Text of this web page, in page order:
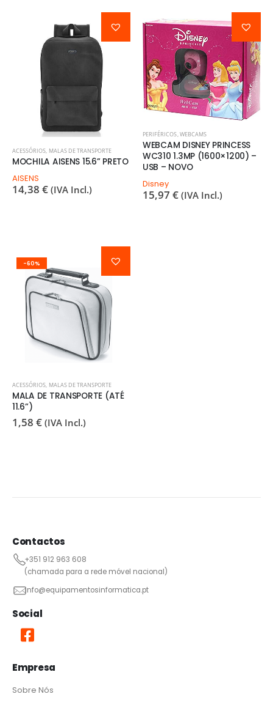
ACESSÓRIOS, MALAS DE TRANSPORTE
MOCHILA AISENS 15.6” PRETO
AISENS
14,38 € (IVA Incl.)
PERIFÉRICOS,WEBCAMS
WEBCAM DISNEY PRINCESS
WC310 1.3MP (1600×1200) –
USB – NOVO
Disney
15,97 € (IVA Incl.)
-60%
ACESSÓRIOS, MALAS DE TRANSPORTE
MALA DE TRANSPORTE (ATÉ
11.6”)
1,58 € (IVA Incl.)
Contactos
+351 912 963 608
(chamada para a rede móvel nacional)
info@equipamentosinformatica.pt
Social
Empresa
Sobre Nós